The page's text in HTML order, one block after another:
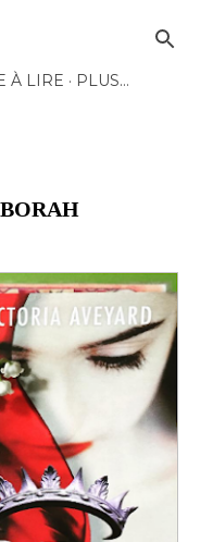
À LIRE PLUS…